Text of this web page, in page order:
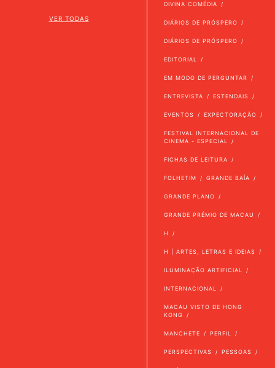
VER TODAS
DIVINA COMÉDIA
DIÁRIOS DE PRÓSPERO
DIÁRIOS DE PRÓSPERO
EDITORIAL
EM MODO DE PERGUNTAR
ENTREVISTA ESTENDAIS
EVENTOS EXPECTORAÇÃO
FESTIVAL INTERNACIONAL DE
CINEMA - ESPECIAL
FICHAS DE LEITURA
FOLHETIM GRANDE BAÍA
GRANDE PLANO
GRANDE PRÉMIO DE MACAU
H
H | ARTES, LETRAS E IDEIAS
ILUMINAÇÃO ARTIFICIAL
INTERNACIONAL
MACAU VISTO DE HONG
KONG
MANCHETE PERFIL
PERSPECTIVAS PESSOAS